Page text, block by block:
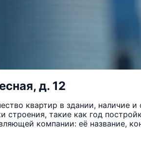
д. 12
квартир в здании, наличие и
такие как год
компании: её название,